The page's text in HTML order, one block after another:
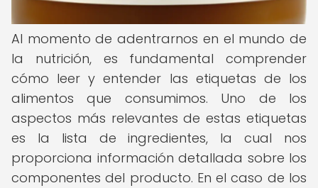
Al momento de adentrarnos en el mundo de
la nutrición, es fundamental comprender
cómo leer y entender las etiquetas de los
alimentos que consumimos. Uno de los
aspectos más relevantes de estas etiquetas
es la lista de ingredientes, la cual nos
proporciona información detallada sobre los
componentes del producto. En el caso de los